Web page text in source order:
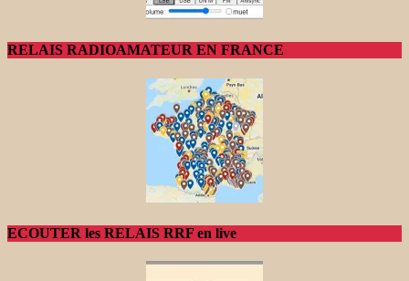
RELAIS RADIOAMATEUR EN FRANCE
ECOUTER les RELAIS RRF en live